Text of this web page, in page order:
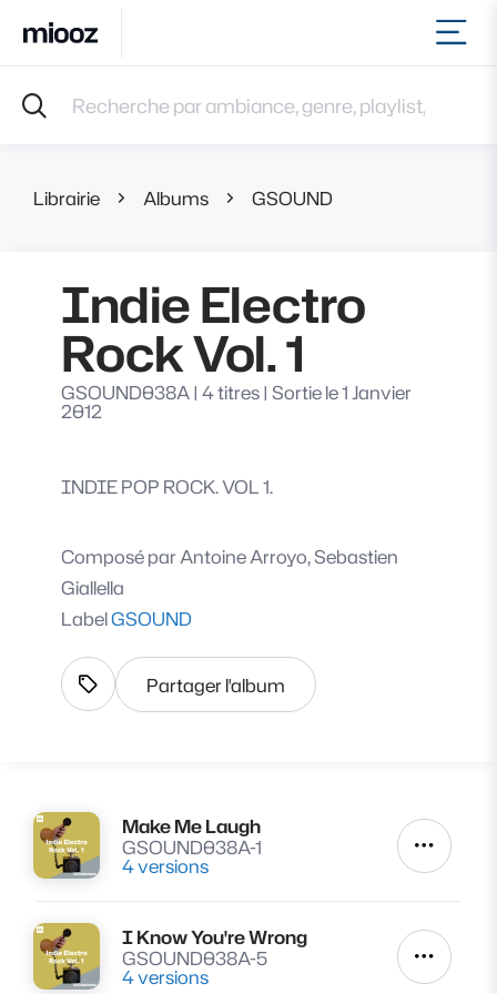
Accueil
Musiques
Playlists
Connexion
Librairie Albums GSOUND
Indie Electro
Rock Vol. 1
GSOUND038A| 4 titres| Sortie le 1 Janvier
2012
INDIE POP ROCK. VOL 1.
Composé parAntoine Arroyo, Sebastien
Giallella
LabelGSOUND
Afficher les tags
Partager l'album
Lire
Make Me Laugh
GSOUND038A-1
4 versions Autres
Lire
I Know You're Wrong
GSOUND038A-5
4 versions Autres